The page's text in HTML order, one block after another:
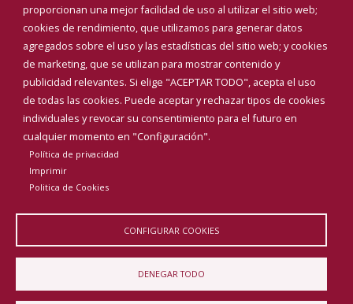
proporcionan una mejor facilidad de uso al utilizar el sitio web;
cookies de rendimiento, que utilizamos para generar datos
agregados sobre el uso y las estadísticas del sitio web; y cookies
de marketing, que se utilizan para mostrar contenido y
publicidad relevantes. Si elige "ACEPTAR TODO", acepta el uso
de todas las cookies. Puede aceptar y rechazar tipos de cookies
individuales y revocar su consentimiento para el futuro en
cualquier momento en "Configuración".
Política de privacidad
Imprimir
Politica de Cookies
CONFIGURAR COOKIES
DENEGAR TODO
INICIAR SESIÓN
MAPA WEB